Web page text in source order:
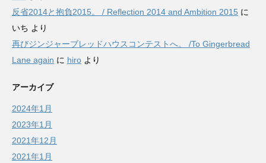
反省2014と抱負2015。 / Reflection 2014 and Ambition 2015 に
いち より
再びジンジャーブレッドハウスコンテストへ。 /To Gingerbread
Lane again に hiro より
アーカイブ
2024年1月
2023年1月
2021年12月
2021年1月